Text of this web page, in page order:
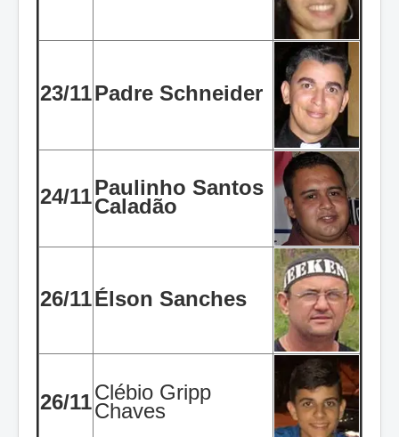
23/11Padre Schneider
24/11Paulinho Santos
Caladão
26/11Élson Sanches
26/11Clébio Gripp
Chaves